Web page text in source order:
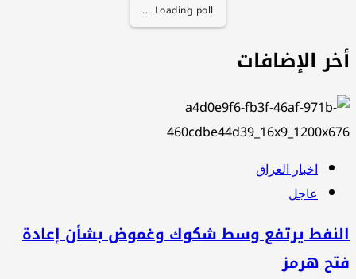
Loading poll ...
الإضافات
اخبار العراق
عاجل
يرتفع وسط شكوك وغموض بشأن إعادة
هرمز